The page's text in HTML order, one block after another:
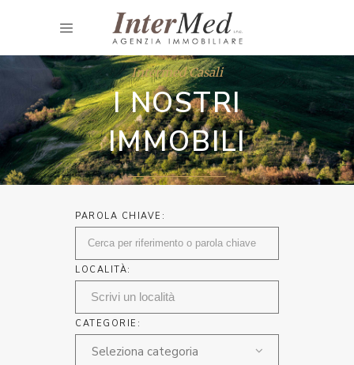
Intermed Casali
I NOSTRI
IMMOBILI
PAROLA CHIAVE:
LOCALITÀ:
CATEGORIE:
Seleziona categoria